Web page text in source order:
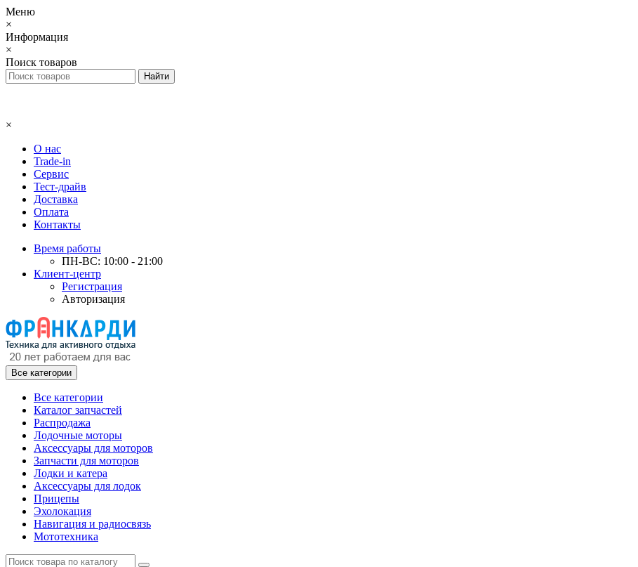
Меню
×
Информация
×
Поиск товаров
×
О нас
Trade-in
Сервис
Тест-драйв
Доставка
Оплата
Контакты
Время работы
ПН-ВС: 10:00 - 21:00
Клиент-центр
Регистрация
Авторизация
Все категории
Все категории
Каталог запчастей
Распродажа
Лодочные моторы
Аксессуары для моторов
Запчасти для моторов
Лодки и катера
Аксессуары для лодок
Прицепы
Эхолокация
Навигация и радиосвязь
Мототехника